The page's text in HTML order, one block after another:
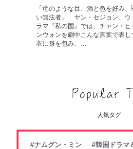
「竜のような目、酒と色を好み
い無法者」 ヤン・セジョン、ウ
ラマ『私の国』では、チャン・
ンウォンを劇中こんな言葉で表
衣に身を包み、…
人気タグ
#ナムグン・ミン
#韓国ドラマ